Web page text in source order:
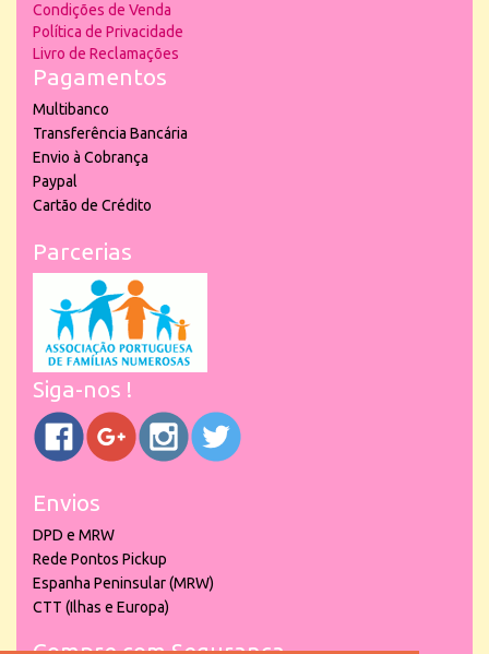
Condições de Venda
Política de Privacidade
Livro de Reclamações
Pagamentos
Multibanco
Transferência Bancária
Envio à Cobrança
Paypal
Cartão de Crédito
Parcerias
Siga-nos !
Envios
DPD e MRW
Rede Pontos Pickup
Espanha Peninsular (MRW)
CTT (Ilhas e Europa)